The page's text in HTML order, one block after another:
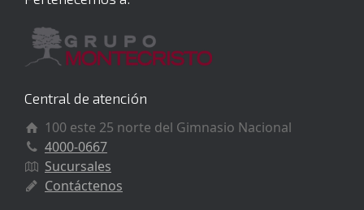
Central de atención
100 este 25 norte del Gimnasio Nacional
4000-0667
Sucursales
Contáctenos